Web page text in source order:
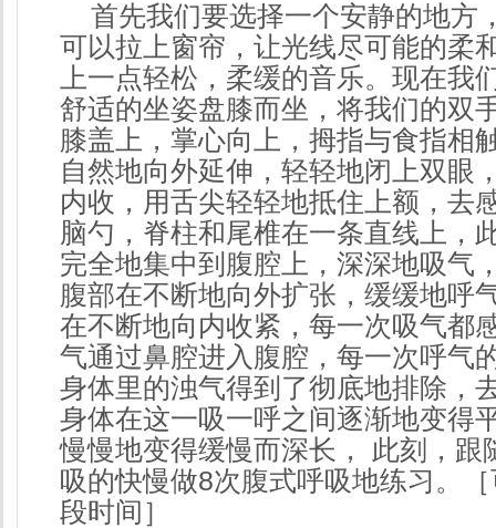
首先我们要选择一个安静的地方
可以拉上窗帘，让光线尽可能的柔
上一点轻松，柔缓的音乐。现在我
舒适的坐姿盘膝而坐，将我们的双
膝盖上，掌心向上，拇指与食指相
自然地向外延伸，轻轻地闭上双眼
内收，用舌尖轻轻地抵住上额，去
脑勺，脊柱和尾椎在一条直线上，
完全地集中到腹腔上，深深地吸气
腹部在不断地向外扩张，缓缓地呼
在不断地向内收紧，每一次吸气都
气通过鼻腔进入腹腔，每一次呼气
身体里的浊气得到了彻底地排除，
身体在这一吸一呼之间逐渐地变得
慢慢地变得缓慢而深长， 此刻，跟
吸的快慢做8次腹式呼吸地练习。
段时间］